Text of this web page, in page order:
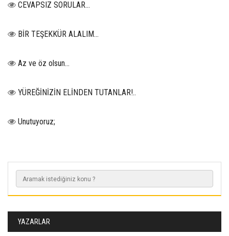
CEVAPSIZ SORULAR…
BİR TEŞEKKÜR ALALIM...
Az ve öz olsun…
YÜREĞİNİZİN ELİNDEN TUTANLAR!..
Unutuyoruz;
YAZARLAR